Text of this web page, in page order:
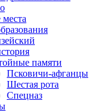
памяти
Псковичи-афганцы
Шестая рота
Спецназ